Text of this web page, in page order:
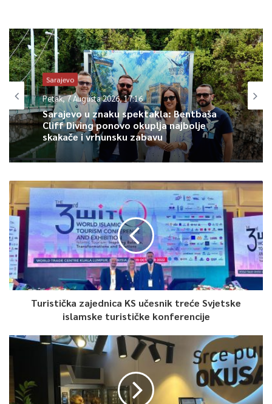
Sarajevo
Petak, 7 Augusta 2026, 17:16
Sarajevo u znaku spektakla: Bentbaša
Cliff Diving ponovo okuplja najbolje
skakače i vrhunsku zabavu
Turistička zajednica KS učesnik treće Svjetske
islamske turističke konferencije